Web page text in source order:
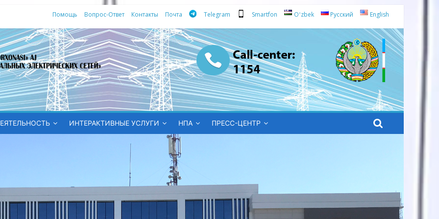
Помощь Вопрос-Ответ Контакты Почта Telegram Smartfon Oʻzbek Русский English
ИНТЕРАКТИВНЫЕ УСЛУГИ НПА ПРЕСС-ЦЕНТР